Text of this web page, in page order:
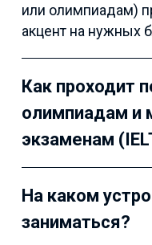
или олимпиадам)
акцент на нужных
Как проходит
олимпиадам
экзаменам
На каком
заниматься?